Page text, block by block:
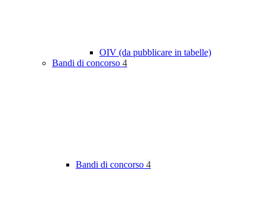
OIV (da pubblicare in tabelle)
Bandi di concorso 4
Bandi di concorso 4